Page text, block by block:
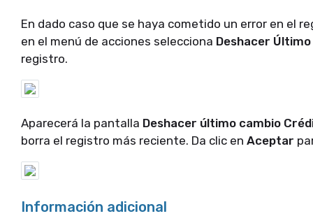
En dado caso que se haya cometido un error en el
en el menú de acciones selecciona Deshacer
registro.
Aparecerá la pantalla Deshacer último cambio
borra el registro más reciente. Da clic en Aceptar
Información adicional